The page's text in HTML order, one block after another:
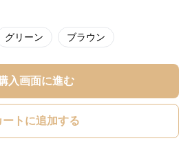
グリーン ブラウン
入画面に進む
ートに追加する